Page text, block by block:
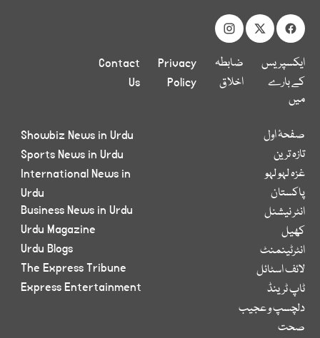
ایکسپریس
کے بارے
میں
ضابطہ
اخلاق
Privacy
Policy
Contact
Us
صفحۂ اول
تازہ ترین
غزہ لہو لہو
پاکستان
انٹر نیشنل
کھیل
انٹرٹینمنٹ
لائف اسٹائل
ٹاپ ٹرینڈ
دلچسپ و عجیب
صحت
Showbiz News in Urdu
Sports News in Urdu
International News in
Urdu
Business News in Urdu
Urdu Magazine
Urdu Blogs
The Express Tribune
Express Entertainment